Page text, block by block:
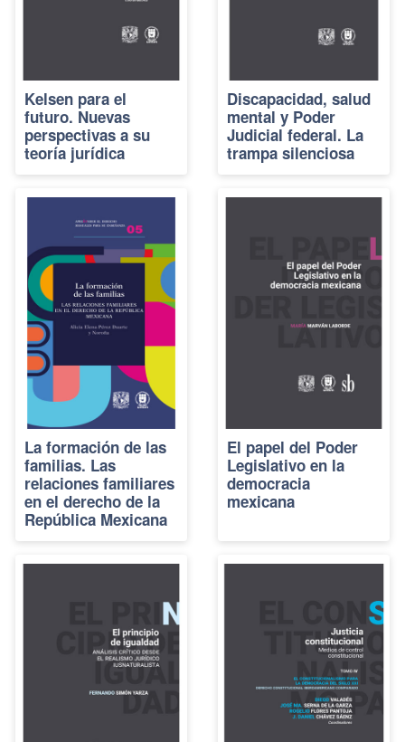
Kelsen para el
futuro. Nuevas
perspectivas a su
teoría jurídica
Discapacidad, salud
mental y Poder
Judicial federal. La
trampa silenciosa
La formación de las
familias. Las
relaciones familiares
en el derecho de la
República Mexicana
El papel del Poder
Legislativo en la
democracia
mexicana